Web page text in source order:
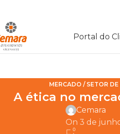
Portal do
MERCADO / SETOR
A ética no
Cemara
On 3 de
0